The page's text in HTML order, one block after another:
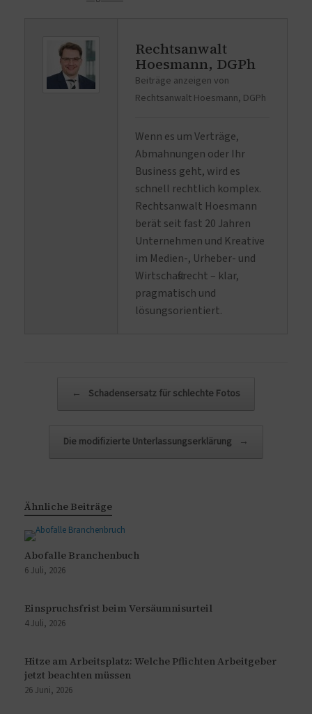
Rechtsanwalt
Hoesmann, DGPh
Beiträge anzeigen von
Rechtsanwalt Hoesmann, DGPh
Wenn es um Verträge,
Abmahnungen oder Ihr
Business geht, wird es
schnell rechtlich komplex.
Rechtsanwalt Hoesmann
berät seit fast 20 Jahren
Unternehmen und Kreative
im Medien-, Urheber- und
Wirtschaftsrecht – klar,
pragmatisch und
lösungsorientiert.
← Schadensersatz für schlechte Fotos
Die modifizierte Unterlassungserklärung →
Ähnliche Beiträge
Abofalle Branchenbuch
6 Juli, 2026
Einspruchsfrist beim Versäumnisurteil
4 Juli, 2026
Hitze am Arbeitsplatz: Welche Pflichten Arbeitgeber
jetzt beachten müssen
26 Juni, 2026